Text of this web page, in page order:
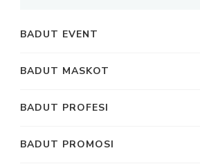
BADUT EVENT
BADUT MASKOT
BADUT PROFESI
BADUT PROMOSI